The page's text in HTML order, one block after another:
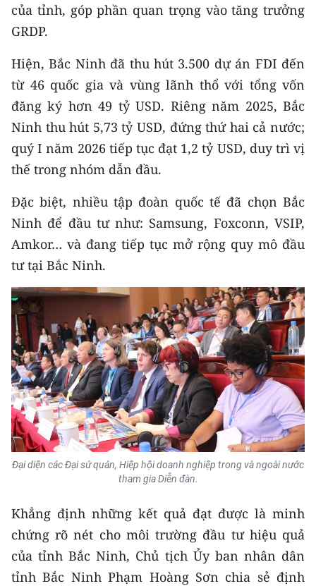
của tỉnh, góp phần quan trọng vào tăng trưởng
GRDP.
Hiện, Bắc Ninh đã thu hút 3.500 dự án FDI đến
từ 46 quốc gia và vùng lãnh thổ với tổng vốn
đăng ký hơn 49 tỷ USD. Riêng năm 2025, Bắc
Ninh thu hút 5,73 tỷ USD, đứng thứ hai cả nước;
quý I năm 2026 tiếp tục đạt 1,2 tỷ USD, duy trì vị
thế trong nhóm dẫn đầu.
Đặc biệt, nhiều tập đoàn quốc tế đã chọn Bắc
Ninh để đầu tư như: Samsung, Foxconn, VSIP,
Amkor… và đang tiếp tục mở rộng quy mô đầu
tư tại Bắc Ninh.
Đại diện các Đại sứ quán, Hiệp hội doanh nghiệp trong và ngoài nước
tham gia Diễn đàn.
Khẳng định những kết quả đạt được là minh
chứng rõ nét cho môi trường đầu tư hiệu quả
của tỉnh Bắc Ninh, Chủ tịch Ủy ban nhân dân
tỉnh Bắc Ninh Phạm Hoàng Sơn chia sẻ định